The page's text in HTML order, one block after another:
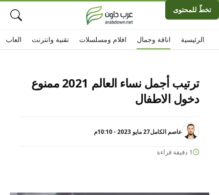
تخطّ للمحتوى
الرئيسية افلام ومسلسلات تقنية وانترنت العاب اناقة وجمال
ترتيب أجمل نساء العالم 2021 ممنوع
دخول الاطفال
عاصم الكامل27 مايو 2023 - 10:10م
1 دقيقة قراءة